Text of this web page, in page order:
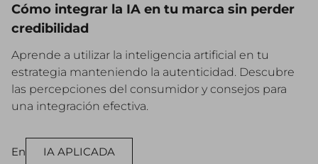
Cómo integrar la IA en tu marca sin perder
credibilidad
Aprende a utilizar la inteligencia artificial en tu
estrategia manteniendo la autenticidad. Descubre
las percepciones del consumidor y consejos para
una integración efectiva.
En
IA APLICADA